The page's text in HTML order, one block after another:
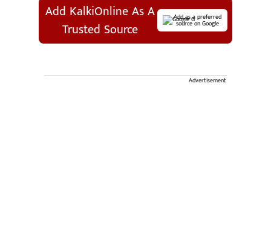
Add KalkiOnline As A
Trusted Source
Add as a preferred
source on Google
Advertisement